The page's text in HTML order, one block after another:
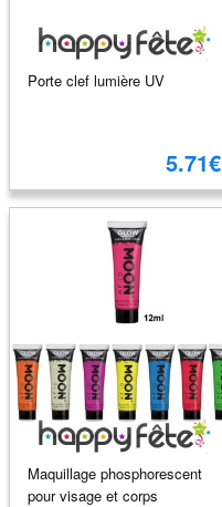
Porte clef lumière UV
5.71€
Maquillage phosphorescent
pour visage et corps